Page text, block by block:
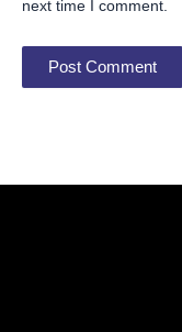
next time I comment.